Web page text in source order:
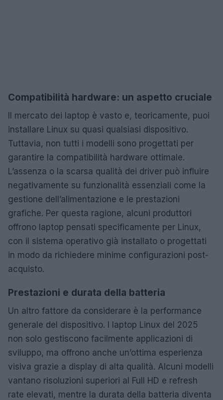
Compatibilità hardware: un aspetto cruciale
Il mercato dei laptop è vasto e, teoricamente, puoi
installare Linux su quasi qualsiasi dispositivo.
Tuttavia, non tutti i modelli sono progettati per
garantire la compatibilità hardware ottimale.
L’assenza o la scarsa qualità dei driver può influire
negativamente su funzionalità essenziali come la
gestione dell’alimentazione e le prestazioni
grafiche. Per questa ragione, alcuni produttori
offrono laptop pensati specificamente per Linux,
con il sistema operativo già installato o progettati
in modo da richiedere minime configurazioni post-
acquisto.
Prestazioni e durata della batteria
Un altro fattore da considerare è la performance
generale del dispositivo. I laptop Linux del 2025
non solo gestiscono facilmente applicazioni di
sviluppo, ma offrono anche un’ottima esperienza
visiva grazie a display di alta qualità. Alcuni modelli
vantano risoluzioni superiori al Full HD e refresh
rate elevati, mentre la durata della batteria diventa